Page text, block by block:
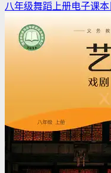
八年级舞蹈上册电子课